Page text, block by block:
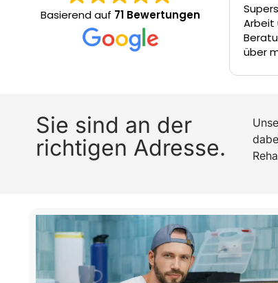
Basierend auf 71 Bewertungen
Arbeit
Beratung
über
Jungs
Sie sind an der
richtigen Adresse.